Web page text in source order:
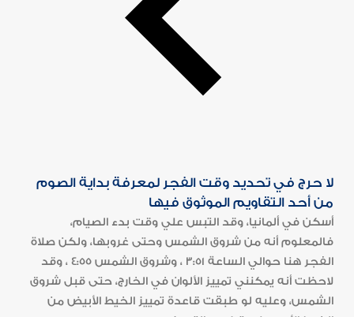
لا حرج في تحديد وقت الفجر لمعرفة بداية الصوم
من أحد التقاويم الموثوق فيها
أسكن في ألمانيا، وقد التبس علي وقت بدء الصيام،
فالمعلوم أنه من شروق الشمس وحتى غروبها، ولكن صلاة
الفجر هنا حوالي الساعة 3:51 ، وشروق الشمس 4:55 ، وقد
لاحظت أنه يمكنني تمييز الألوان في الخارج، حتى قبل شروق
الشمس، وعليه لو طبقت قاعدة تمييز الخيط الأبيض من